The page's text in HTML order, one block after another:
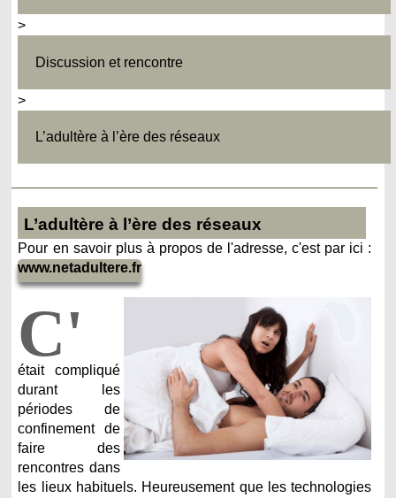
>
Discussion et rencontre
>
L’adultère à l’ère des réseaux
L’adultère à l’ère des réseaux
Pour en savoir plus à propos de l'adresse, c'est par ici :
www.netadultere.fr
C'
était compliqué
durant les
périodes de
confinement de
faire des
rencontres dans
les lieux habituels. Heureusement que les technologies